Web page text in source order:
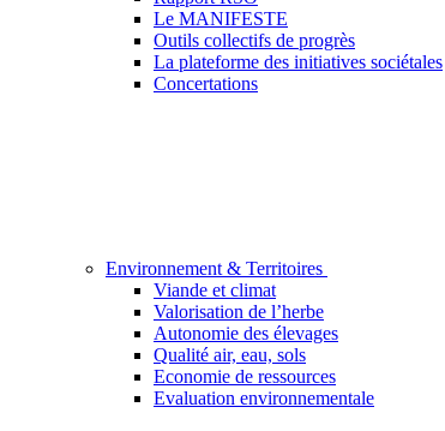
Le MANIFESTE
Outils collectifs de progrès
La plateforme des initiatives sociétales
Concertations
Environnement & Territoires
Viande et climat
Valorisation de l’herbe
Autonomie des élevages
Qualité air, eau, sols
Economie de ressources
Evaluation environnementale